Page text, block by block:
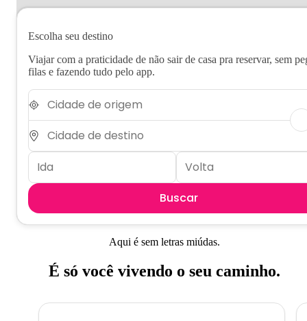
Escolha seu destino
Viajar com a praticidade de não sair de casa pra reservar, sem
filas e fazendo tudo pelo app.
Buscar
Aqui é sem letras miúdas.
É só você vivendo o seu caminho.